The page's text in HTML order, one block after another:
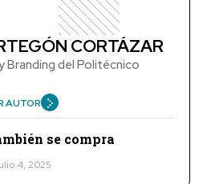
CORTÁZAR
Branding del Politécnico
AUTOR
se compra
4, 2025